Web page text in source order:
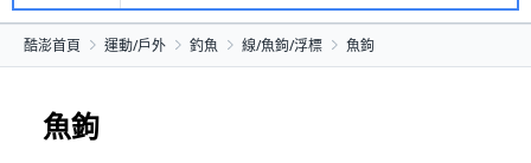
酷澎首頁 運動/戶外 釣魚 線/魚鉤/浮標 魚鉤
魚鉤